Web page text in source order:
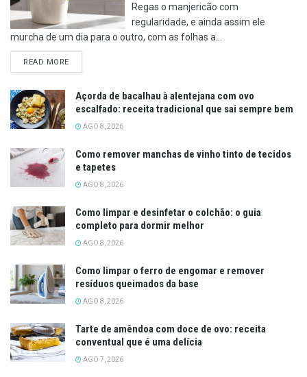
Regas o manjericão com
regularidade, e ainda assim ele
murcha de um dia para o outro, com as folhas a...
READ MOREDETAILS
Açorda de bacalhau à alentejana com ovo
escalfado: receita tradicional que sai sempre bem
AGO 8, 2026
Como remover manchas de vinho tinto de tecidos
e tapetes
AGO 8, 2026
Como limpar e desinfetar o colchão: o guia
completo para dormir melhor
AGO 8, 2026
Como limpar o ferro de engomar e remover
resíduos queimados da base
AGO 8, 2026
Tarte de amêndoa com doce de ovo: receita
conventual que é uma delícia
AGO 7, 2026